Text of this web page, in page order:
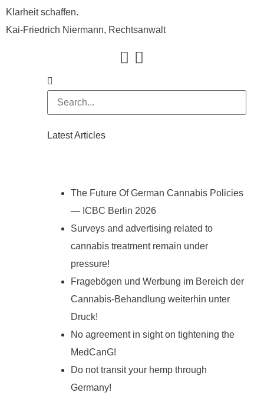
Klarheit schaffen.
Kai-Friedrich Niermann, Rechtsanwalt
Latest Articles
The Future Of German Cannabis Policies
— ICBC Berlin 2026
Surveys and advertising related to
cannabis treatment remain under
pressure!
Fragebögen und Werbung im Bereich der
Cannabis-Behandlung weiterhin unter
Druck!
No agreement in sight on tightening the
MedCanG!
Do not transit your hemp through
Germany!